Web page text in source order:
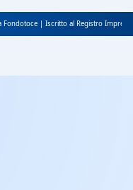
| Iscritto al Registro Imprese